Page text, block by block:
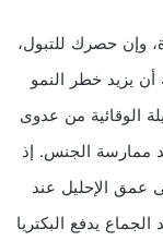
وإن حصرك للتبول،
يزيد خطر النمو
الوقائية من عدوى
ممارسة الجنس. إذ
عمق الإحليل عند
يدفع البكتريا